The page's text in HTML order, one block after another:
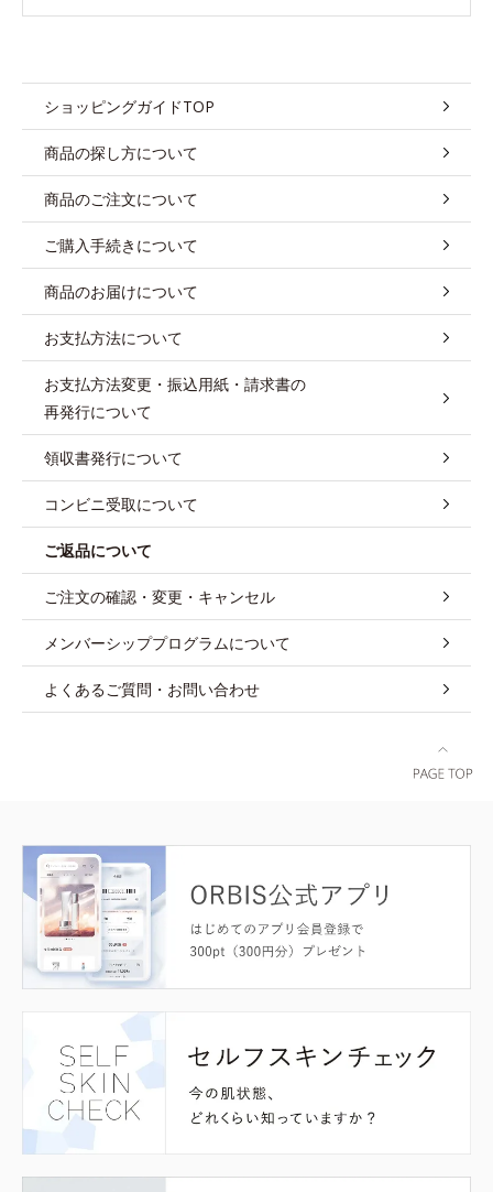
ショッピングガイドTOP
商品の探し方について
商品のご注文について
ご購入手続きについて
商品のお届けについて
お支払方法について
お支払方法変更・振込用紙・請求書の
再発行について
領収書発行について
コンビニ受取について
ご返品について
ご注文の確認・変更・キャンセル
メンバーシッププログラムについて
よくあるご質問・お問い合わせ